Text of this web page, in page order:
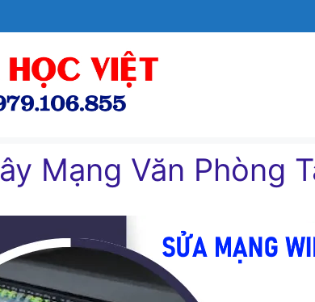
Mạng Văn Phòng